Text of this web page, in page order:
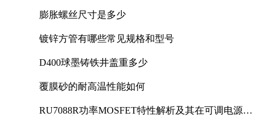
膨胀螺丝尺寸是多少
镀锌方管有哪些常见规格和型号
D400球墨铸铁井盖重多少
覆膜砂的耐高温性能如何
RU7088R功率MOSFET特性解析及其在可调电源设